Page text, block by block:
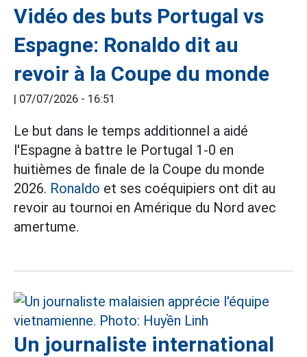
Vidéo des buts Portugal vs
Espagne: Ronaldo dit au
revoir à la Coupe du monde
| 07/07/2026 - 16:51
Le but dans le temps additionnel a aidé
l'Espagne à battre le Portugal 1-0 en
huitièmes de finale de la Coupe du monde
2026. Ronaldo et ses coéquipiers ont dit au
revoir au tournoi en Amérique du Nord avec
amertume.
Un journaliste international